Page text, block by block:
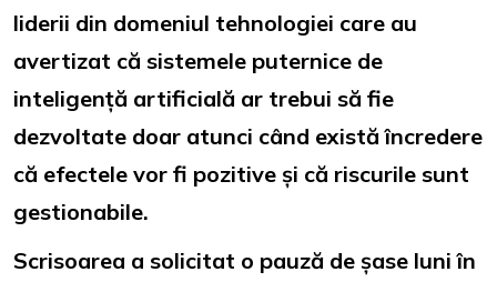
liderii din domeniul tehnologiei care au
avertizat că sistemele puternice de
inteligență artificială ar trebui să fie
dezvoltate doar atunci când există încredere
că efectele vor fi pozitive și că riscurile sunt
gestionabile.
Scrisoarea a solicitat o pauză de șase luni în